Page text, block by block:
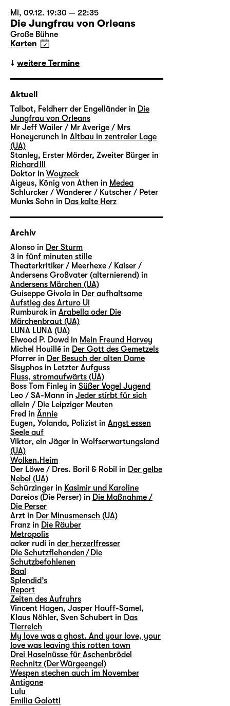
Mi, 09.12. 19:30 — 22:35
Die Jungfrau von Orleans
Große Bühne
Karten
weitere Termine
Aktuell
Talbot, Feldherr der Engelländer in Die
Jungfrau von Orleans
Mr Jeff Wailer / Mr Averige / Mrs
Honeycrunch in Altbau in zentraler Lage
(UA)
Stanley, Erster Mörder, Zweiter Bürger in
Richard III
Doktor in Woyzeck
Aigeus, König von Athen in Medea
Schlurcker / Wanderer / Kutscher / Peter
Munks Sohn in Das kalte Herz
Archiv
Alonso in Der Sturm
3 in fünf minuten stille
Theaterkritiker / Meerhexe / Kaiser /
Andersens Großvater (alternierend) in
Andersens Märchen (UA)
Guiseppe Givola in Der aufhaltsame
Aufstieg des Arturo Ui
Rumburak in Arabella oder Die
Märchenbraut (UA)
LUNA LUNA (UA)
Elwood P. Dowd in Mein Freund Harvey
Michel Houillé in Der Gott des Gemetzels
Pfarrer in Der Besuch der alten Dame
Sisyphos in Letzter Aufguss
Fluss, stromaufwärts (UA)
Boss Tom Finley in Süßer Vogel Jugend
Leo / SA-Mann in Jeder stirbt für sich
allein / Die Leipziger Meuten
Fred in Ännie
Eugen, Yolanda, Polizist in Angst essen
Seele auf
Viktor, ein Jäger in Wolfserwartungsland
(UA)
Wolken.Heim
Der Löwe / Dres. Boril & Robil in Der gelbe
Nebel (UA)
Schürzinger in Kasimir und Karoline
Dareios (Die Perser) in Die Maßnahme /
Die Perser
Arzt in Der Minusmensch (UA)
Franz in Die Räuber
Metropolis
acker rudi in der herzerlfresser
Die Schutzflehenden / Die
Schutzbefohlenen
Baal
Splendid’s
Report
Zeiten des Aufruhrs
Vincent Hagen, Jasper Hauff-Samel,
Klaus Nöhler, Sven Schubert in Das
Tierreich
My love was a ghost. And your love, your
love was leaving this rotten town
Drei Haselnüsse für Aschenbrödel
Rechnitz (Der Würgeengel)
Wespen stechen auch im November
Antigone
Lulu
Emilia Galotti